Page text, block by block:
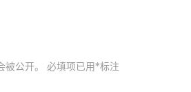
公开。 必填项已用*标注